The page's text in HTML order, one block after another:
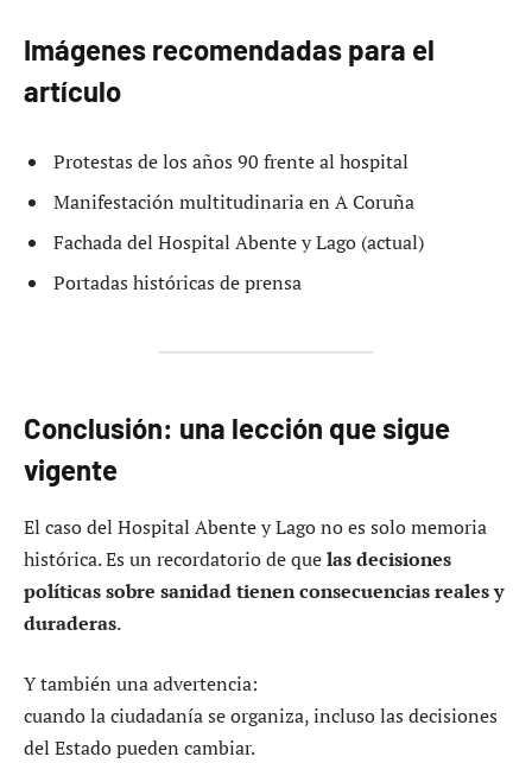
Imágenes recomendadas para el
artículo
Protestas de los años 90 frente al hospital
Manifestación multitudinaria en A Coruña
Fachada del Hospital Abente y Lago (actual)
Portadas históricas de prensa
Conclusión: una lección que sigue
vigente
El caso del Hospital Abente y Lago no es solo memoria
histórica. Es un recordatorio de quelas decisiones
políticas sobre sanidad tienen consecuencias reales y
duraderas.
Y también una advertencia:
cuando la ciudadanía se organiza, incluso las decisiones
del Estado pueden cambiar.